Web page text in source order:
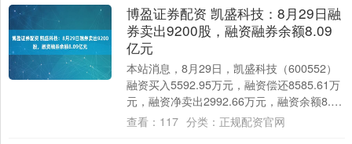
博盈证券配资 凯盛科技：8月29日融
券卖出9200股，融资融券余额8.09
亿元
本站消息，8月29日，凯盛科技（600552）
融资买入5592.95万元，融资偿还8585.61万
元，融资净卖出2992.66万元，融资余额8.07
亿元，近20....
查看： 117 分类： 正规配资官网